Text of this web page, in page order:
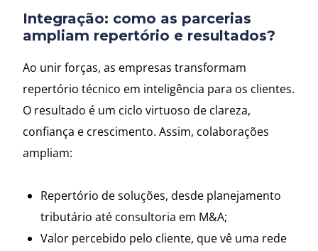
Integração: como as parcerias
ampliam repertório e resultados?
Ao unir forças, as empresas transformam
repertório técnico em inteligência para os clientes.
O resultado é um ciclo virtuoso de clareza,
confiança e crescimento. Assim, colaborações
ampliam:
Repertório de soluções, desde planejamento
tributário até consultoria em M&A;
Valor percebido pelo cliente, que vê uma rede